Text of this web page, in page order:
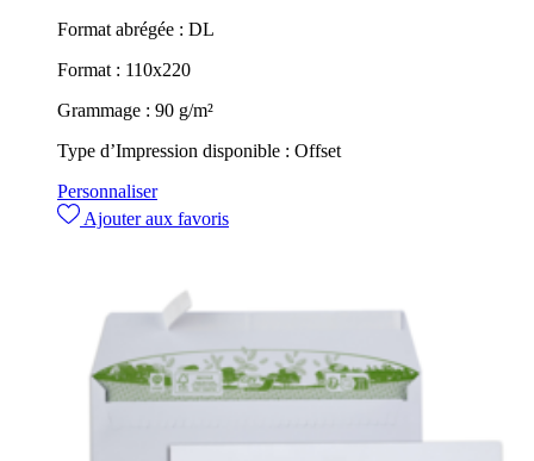
Format abrégée : DL
Format : 110x220
Grammage : 90 g/m²
Type d’Impression disponible : Offset
Personnaliser
Ajouter aux favoris